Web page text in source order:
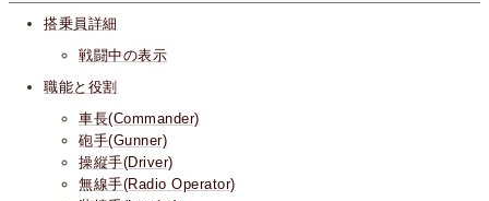
搭乗員詳細
戦闘中の表示
職能と役割
車長(Commander)
砲手(Gunner)
操縦手(Driver)
無線手(Radio Operator)